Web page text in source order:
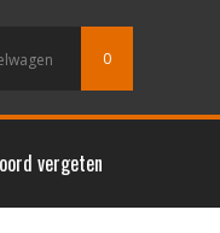
0
vergeten